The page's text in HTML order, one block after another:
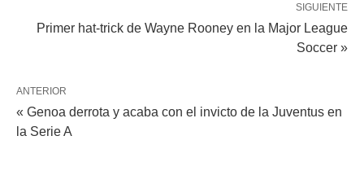
SIGUIENTE
Primer hat-trick de Wayne Rooney en la Major League
Soccer »
ANTERIOR
« Genoa derrota y acaba con el invicto de la Juventus en
la Serie A